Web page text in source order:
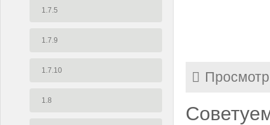
1.7.5
1.7.9
1.7.10
1.8